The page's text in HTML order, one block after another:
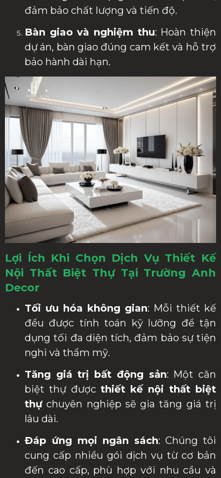
đảm bảo chất lượng và tiến độ.
Bàn giao và nghiệm thu: Hoàn thiện
dự án, bàn giao đúng cam kết và hỗ trợ
bảo hành dài hạn.
Lợi Ích Khi Chọn Dịch Vụ Thiết Kế
Nội Thất Biệt Thự Tại Trường Anh
Decor
Tối ưu hóa không gian: Mỗi thiết kế
đều được tính toán kỹ lưỡng để tận
dụng tối đa diện tích, đảm bảo sự tiện
nghi và thẩm mỹ.
Tăng giá trị bất động sản: Một căn
biệt thự được thiết kế nội thất biệt
thự chuyên nghiệp sẽ gia tăng giá trị
lâu dài.
Đáp ứng mọi ngân sách: Chúng tôi
cung cấp nhiều gói dịch vụ từ cơ bản
đến cao cấp, phù hợp với nhu cầu và